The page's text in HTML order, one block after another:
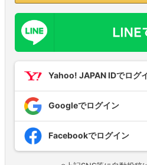
Yahoo! JAPAN IDでログ
Googleでログイン
Facebookでログイン